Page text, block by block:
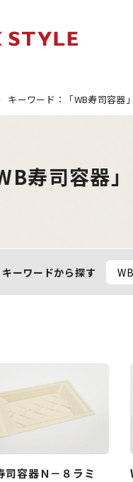
キーワード：「WB寿司容器」
WB寿司容器
キーワードから探す
司容器Ｎ－８ラミ